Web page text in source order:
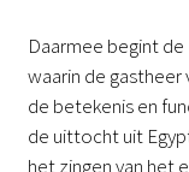
Daarmee begint
waarin de
de betekenis en
de uittocht uit
het zingen van het